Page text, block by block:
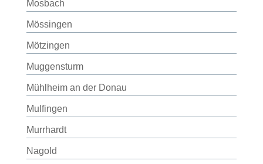
Mosbach
Mössingen
Mötzingen
Muggensturm
Mühlheim an der Donau
Mulfingen
Murrhardt
Nagold